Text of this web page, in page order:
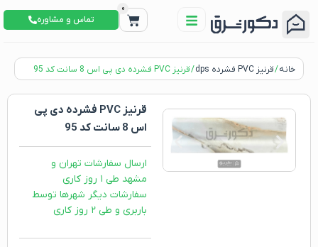
0
تماس و مشاوره
خانه/قرنیز PVC فشرده dps / قرنیز PVC فشرده دی پی اس 8 سانت کد 95
قرنیز PVC فشرده دی پی
اس 8 سانت کد 95
ارسال سفارشات تهران و
مشهد طی ۱ روز کاری
سفارشات دیگر شهرها توسط
باربری و طی ۲ روز کاری